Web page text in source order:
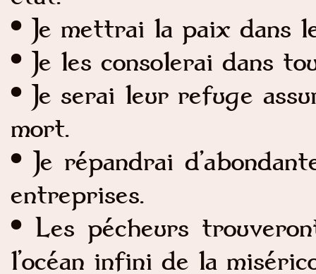
• Je mettrai la paix dans
• Je les consolerai dans
• Je serai leur refuge
mort.
• Je répandrai
entreprises.
• Les pécheurs
l’océan infini de la